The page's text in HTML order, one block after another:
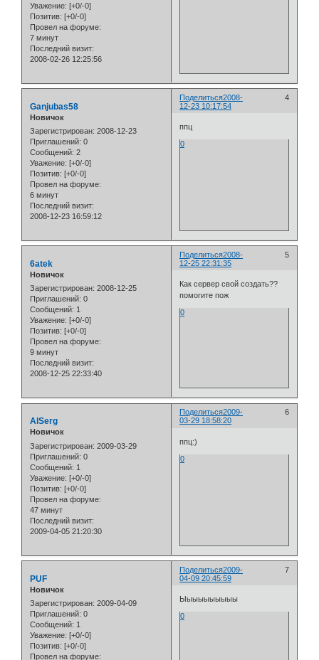
Уважение: [+0/-0]
Позитив: [+0/-0]
Провел на форуме:
7 минут
Последний визит:
2008-02-26 12:25:56
Поделиться 4
2008-
12-23 10:17:54
Ganjubas58
Новичок
Зарегистрирован: 2008-12-23
Приглашений: 0
Сообщений: 2
Уважение: [+0/-0]
Позитив: [+0/-0]
Провел на форуме:
6 минут
Последний визит:
2008-12-23 16:59:12
ппц
0
Поделиться 5
2008-
12-25 22:31:35
6atek
Новичок
Зарегистрирован: 2008-12-25
Приглашений: 0
Сообщений: 1
Уважение: [+0/-0]
Позитив: [+0/-0]
Провел на форуме:
9 минут
Последний визит:
2008-12-25 22:33:40
Как сервер свой создать??
помогите пож
0
Поделиться 6
2009-
03-29 18:58:20
AlSerg
Новичок
Зарегистрирован: 2009-03-29
Приглашений: 0
Сообщений: 1
Уважение: [+0/-0]
Позитив: [+0/-0]
Провел на форуме:
47 минут
Последний визит:
2009-04-05 21:20:30
ппц:)
0
Поделиться 7
2009-
04-09 20:45:59
PUF
Новичок
Зарегистрирован: 2009-04-09
Приглашений: 0
Сообщений: 1
Уважение: [+0/-0]
Позитив: [+0/-0]
Провел на форуме:
Ыыыыыыыыыы
0